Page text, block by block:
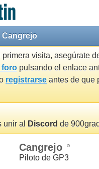
Cangrejo
primera visita, asegúrate
foro pulsando el enlace
registrarse antes de que
unir al Discord de
Cangrejo
Piloto de GP3